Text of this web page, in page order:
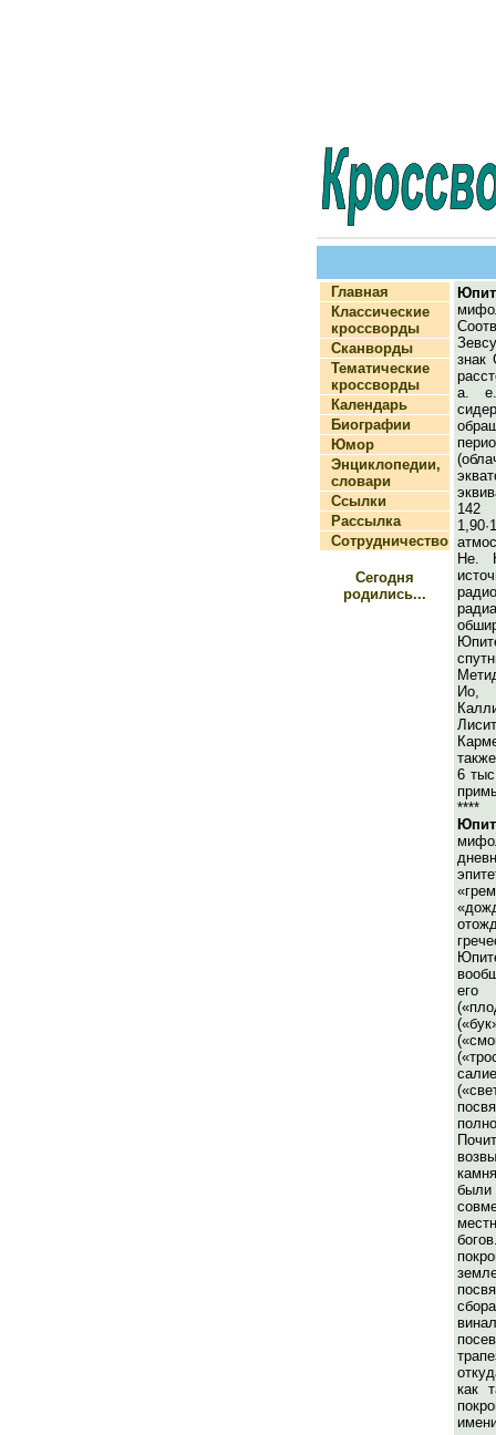
Главная
Классические
кроссворды
Сканворды
Тематические
кроссворды
Календарь
Биографии
Юмор
Энциклопедии,
словари
Ссылки
Рассылка
Сотрудничество
Сегодня
родились...
знак
а.
He.
Ио,
6
****
его
были
как